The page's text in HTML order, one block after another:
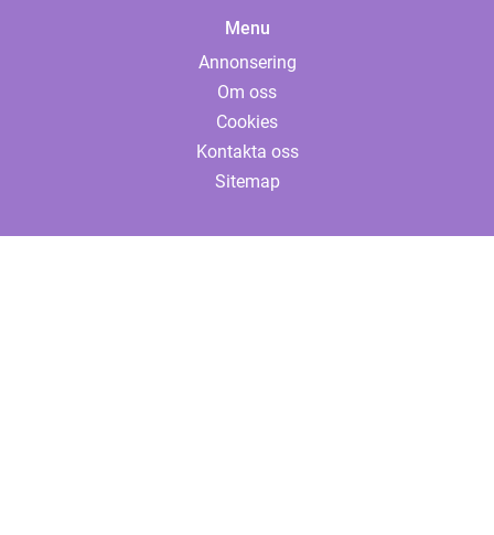
Menu
Annonsering
Om oss
Cookies
Kontakta oss
Sitemap